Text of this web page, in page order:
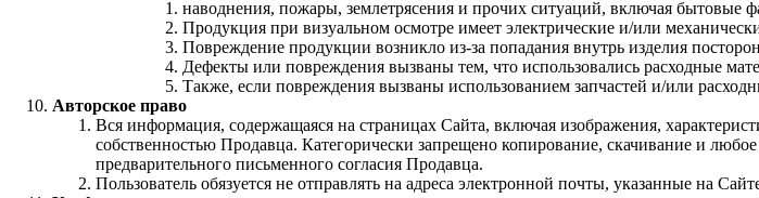
наводнения, пожары, землетрясения и прочих ситуаций, включая бытовые
Продукция при визуальном осмотре имеет электрические и/или
Повреждение продукции возникло из-за попадания внутрь изделия
Дефекты или повреждения вызваны тем, что использовались расходные
Также, если повреждения вызваны использованием запчастей и/или
Авторское право
Вся информация, содержащаяся на страницах Сайта, включая изображения,
собственностью Продавца. Категорически запрещено копирование, скачивание и
предварительного письменного согласия Продавца.
Пользователь обязуется не отправлять на адреса электронной почты, указанные на